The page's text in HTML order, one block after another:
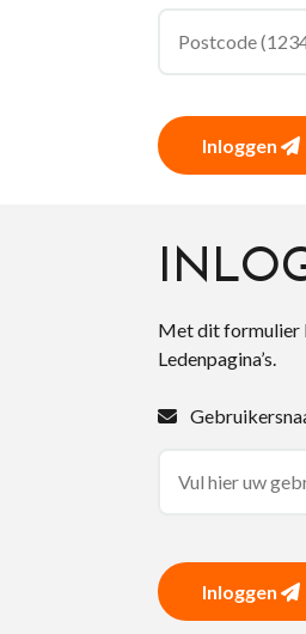
Inloggen
Met dit formulier
Ledenpagina’s.
Inloggen